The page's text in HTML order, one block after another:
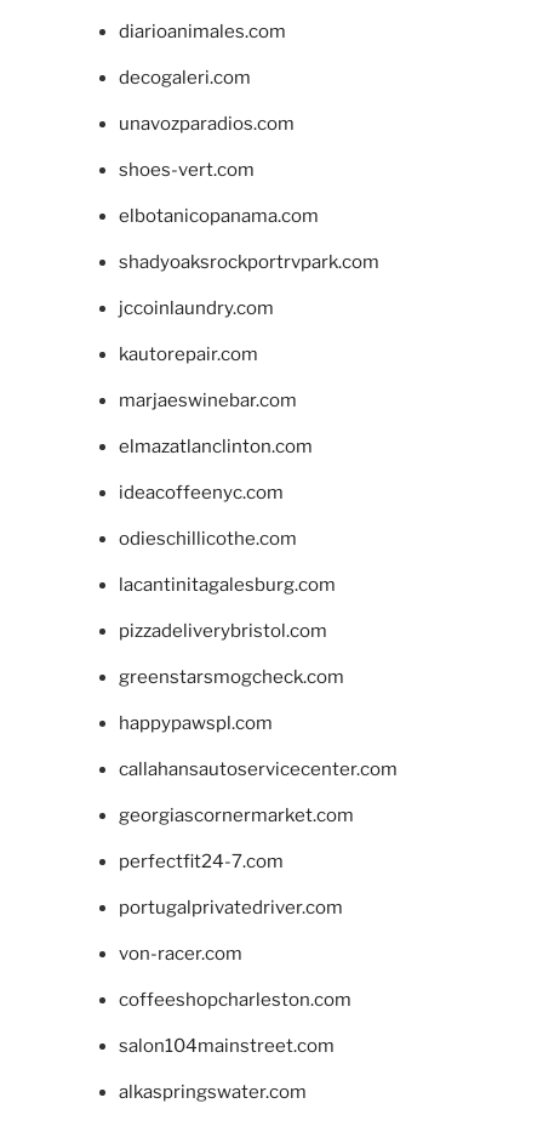
diarioanimales.com
decogaleri.com
unavozparadios.com
shoes-vert.com
elbotanicopanama.com
shadyoaksrockportrvpark.com
jccoinlaundry.com
kautorepair.com
marjaeswinebar.com
elmazatlanclinton.com
ideacoffeenyc.com
odieschillicothe.com
lacantinitagalesburg.com
pizzadeliverybristol.com
greenstarsmogcheck.com
happypawspl.com
callahansautoservicecenter.com
georgiascornermarket.com
perfectfit24-7.com
portugalprivatedriver.com
von-racer.com
coffeeshopcharleston.com
salon104mainstreet.com
alkaspringswater.com